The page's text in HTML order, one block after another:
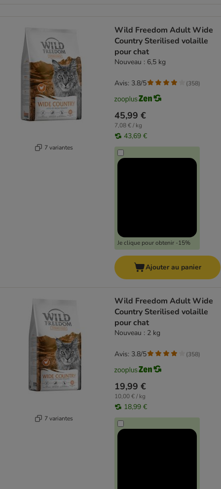
7 variantes
Wild Freedom Adult Wide
Country Sterilised volaille
pour chat
Nouveau : 6,5 kg
45,99 €
7,08 € / kg
43,69 €
Je clique pour obtenir -15%
Avis: 3.8/5 (358)
Ajouter au panier
7 variantes
Wild Freedom Adult Wide
Country Sterilised volaille
pour chat
Nouveau : 2 kg
19,99 €
10,00 € / kg
18,99 €
Avis: 3.8/5 (358)